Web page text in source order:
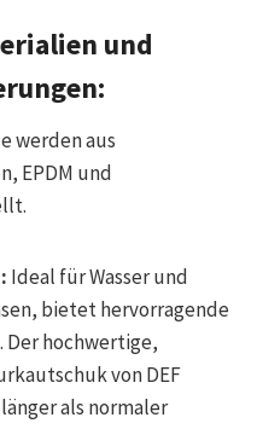
und
werden aus
EPDM und
Ideal für Wasser und
bietet hervorragende
hochwertige,
von DEF
als normaler